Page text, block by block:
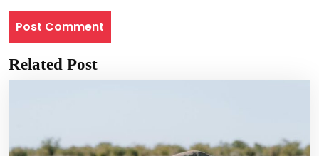
Related Post